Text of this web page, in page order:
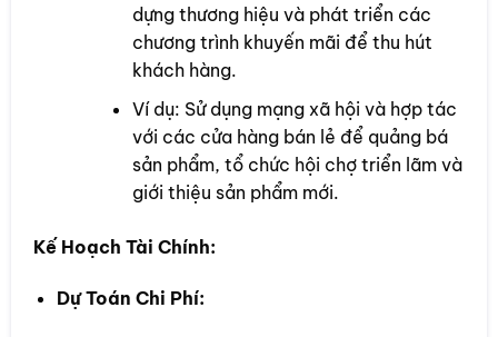
dựng thương hiệu và phát triển các
chương trình khuyến mãi để thu hút
khách hàng.
Ví dụ: Sử dụng mạng xã hội và hợp tác
với các cửa hàng bán lẻ để quảng bá
sản phẩm, tổ chức hội chợ triển lãm và
giới thiệu sản phẩm mới.
Kế Hoạch Tài Chính:
Dự Toán Chi Phí: